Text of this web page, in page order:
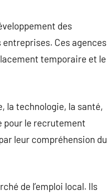
des
entreprises. Ces agences
temporaire et le
la technologie, la santé,
pour le recrutement
leur compréhension du
de l’emploi local. Ils